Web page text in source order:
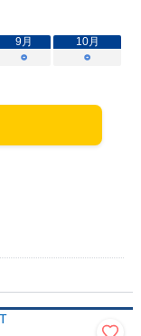
9月 10月
○ ○